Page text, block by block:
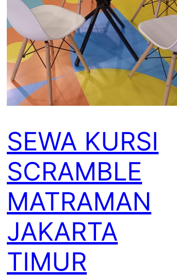
SEWA KURSI
SCRAMBLE
MATRAMAN
JAKARTA
TIMUR